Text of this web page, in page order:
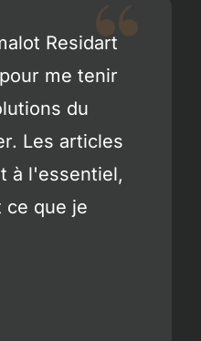
Residart
me tenir
du
Les articles
à l'essentiel,
ce que je